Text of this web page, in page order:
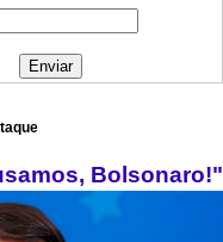
Bolsonaro!"